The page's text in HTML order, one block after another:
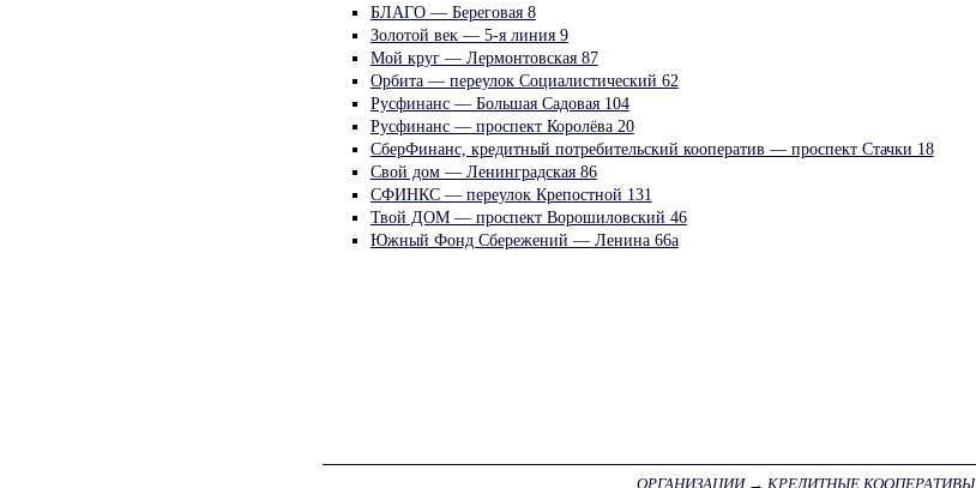
БЛАГО — Береговая 8
Золотой век — 5-я линия 9
Мой круг — Лермонтовская 87
Орбита — переулок Социалистический 62
Русфинанс — Большая Садовая 104
Русфинанс — проспект Королёва 20
СберФинанс, кредитный потребительский кооператив — проспект Стачки 18
Свой дом — Ленинградская 86
СФИНКС — переулок Крепостной 131
Твой ДОМ — проспект Ворошиловский 46
Южный Фонд Сбережений — Ленина 66а
ОРГАНИЗАЦИИ→ КРЕДИТНЫЕ КООПЕРАТИВЫ